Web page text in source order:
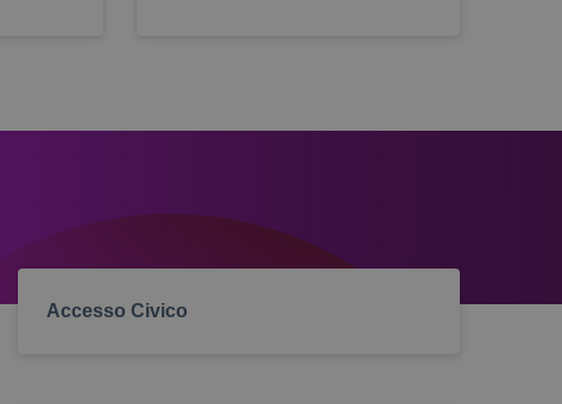
Accesso Civico
l’uso della scala di grigi
l’uso della dimensione dei